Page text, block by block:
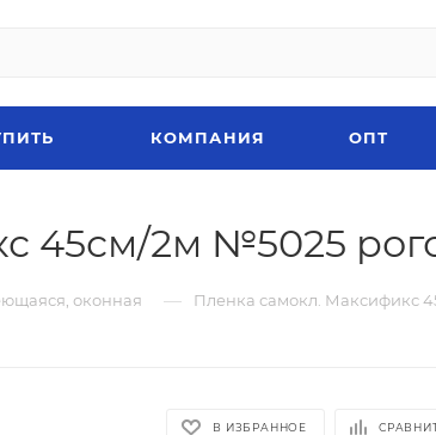
КОМПАНИЯ ОПТ
45см/2м №5025
оконная — Пленка самокл. Максификс
В ИЗБРАННОЕ